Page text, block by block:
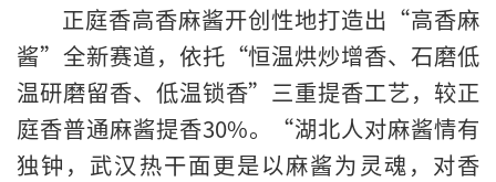
正庭香高香麻酱开创性地打造出“高香麻
酱”全新赛道，依托“恒温烘炒增香、石磨低
温研磨留香、低温锁香”三重提香工艺，较正
庭香普通麻酱提香30%。“湖北人对麻酱情有
独钟，武汉热干面更是以麻酱为灵魂，对香